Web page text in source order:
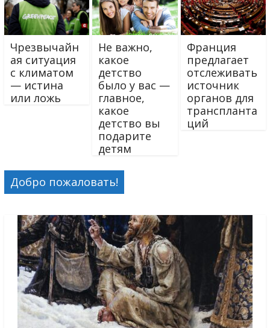
Чрезвычайн
ая ситуация
с климатом
— истина
или ложь
Не важно,
какое
детство
было у вас —
главное,
какое
детство вы
подарите
детям
Франция
предлагает
отслеживать
источник
органов для
транспланта
ций
Добро пожаловать!